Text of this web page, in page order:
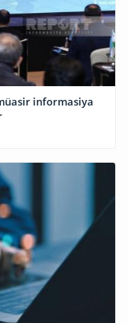
informasiya